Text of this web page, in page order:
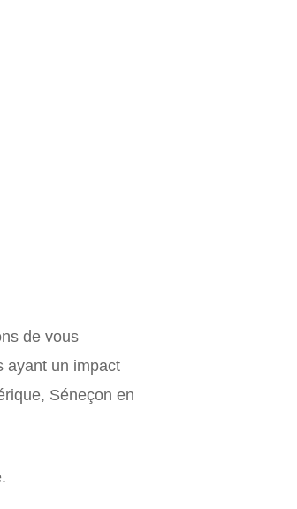
de vous
ayant un impact
Séneçon en